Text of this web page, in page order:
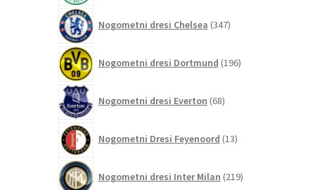
Nogometni dresi Chelsea 347izdelkov
Nogometni dresi Dortmund 196izdelkov
Nogometni dresi Everton 68izdelkov
Nogometni Dresi Feyenoord 13izdelkov
Nogometni dresi Inter Milan 219izdelkov